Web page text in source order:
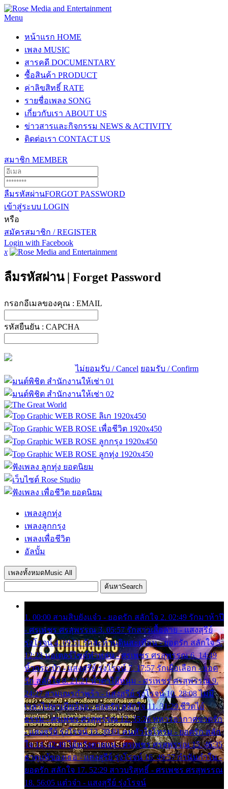
Menu
หน้าแรก HOME
เพลง MUSIC
สารคดี DOCUMENTARY
ซื้อสินค้า PRODUCT
ค่าลิขสิทธิ์ RATE
รายชื่อเพลง SONG
เกี่ยวกับเรา ABOUT US
ข่าวสารและกิจกรรม NEWS & ACTIVITY
ติดต่อเรา CONTACT US
สมาชิก MEMBER
ลืมรหัสผ่านFORGOT PASSWORD
เข้าสู่ระบบ LOGIN
หรือ
สมัครสมาชิก / REGISTER
Login with Facebook
x
ลืมรหัสผ่าน | Forget Password
กรอกอีเมลของคุณ : EMAIL
รหัสยืนยัน : CAPCHA
ไม่ยอมรับ / Cancel ยอมรับ / Confirm
เพลงลูกทุ่ง
เพลงลูกกรุง
เพลงเพื่อชีวิต
อัลบั้ม
เพลงทั้งหมด Music All
ค้นหาSearch
1. 00:00 สามสิบยังแจ๋ว - ยอดรัก สลักใจ 2. 02:49 รักมาห้าปี
- ศรเพชร ศรสุพรรณ 3. 05:57 รักสาวเสื้อลาย - แสงสุรีย์
รุ่งโรจน์ 4. 09:51 รักสะท้านดินสะเทือน - ยอดรัก สลักใจ 5.
12:23 มอเตอร์ไซค์ทำหล่น - ศรเพชร ศรสุพรรณ 6. 14:49
หิ้วกระเป๋า - แสงสุรีย์ รุ่งโรจน์ 7. 17:57 รักเผื่อเลือก - ยอด
รัก สลักใจ 8. 21:21 น้ำตาไอ้หนุ่ม - ศรเพชร ศรสุพรรณ 9.
24:27 สามเณรกำพร้า - แสงสุรีย์ รุ่งโรจน์ 10. 28:08 ไม่มี
เวลาไปหาเมียน้อย - ยอดรัก สลักใจ 11. 31:29 ชีวิตไอ้
ธรรม - ศรเพชร ศรสุพรรณ 12. 35:26 ทหารอากาศขาดรัก
- แสงสุรีย์ รุ่งโรจน์ 13. 39:01 คนหัวใจโทรม - ยอดรัก สลัก
ใจ 14. 42:49 ไอ้หวังตายแน่ - ศรเพชร ศรสุพรรณ 15. 46:35
ธาตุแท้ของเธอ - แสงสุรีย์ รุ่งโรจน์ 16. 49:57 กำนันกำใน -
ยอดรัก สลักใจ 17. 52:29 สาวบริสุทธิ์ - ศรเพชร ศรสุพรรณ
18. 56:05 แต๋วจ๋า - แสงสุรีย์ รุ่งโรจน์